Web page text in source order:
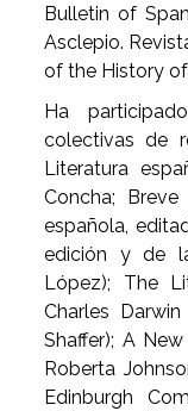
Bulletin of
Asclepio.
of the History of
Ha
colectivas de
Literatura
Concha;
española,
edición y de
López); The
Charles
Shaffer); A
Roberta
Edinburgh